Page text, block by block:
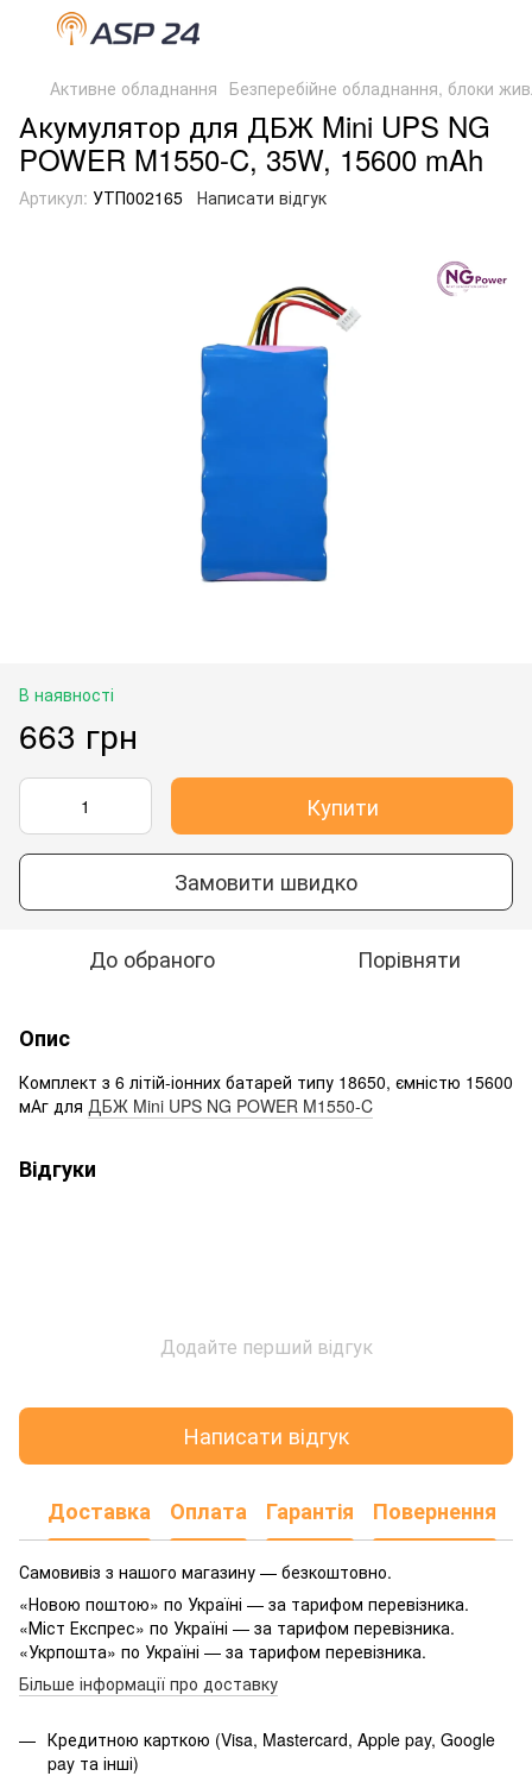
Активне обладнання Безперебійне обладнання, блоки
Акумулятор для ДБЖ Mini UPS NG
POWER M1550-C, 35W, 15600 mAh
Артикул: УТП002165 Написати відгук
В наявності
663 грн
Купити
Замовити швидко
До обраного Порівняти
Опис
Комплект з 6 літій-іонних батарей типу 18650, ємністю 15600
мАг для ДБЖ Mini UPS NG POWER M1550-C
Відгуки
Додайте перший відгук
Написати відгук
Доставка Оплата Гарантія Повернення
Самовивіз з нашого магазину — безкоштовно.
«Новою поштою» по Україні — за тарифом перевізника.
«Міст Експрес» по Україні — за тарифом перевізника.
«Укрпошта» по Україні — за тарифом перевізника.
Більше інформації про доставку
Кредитною карткою (Visa, Mastercard, Apple pay, Google
pay та інші)